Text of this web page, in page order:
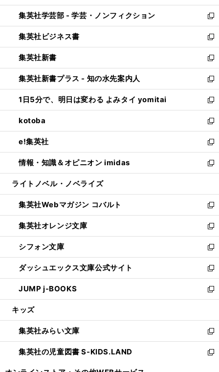
開
く
ウ
で
開
く
ン
ド
ウ
で
開
く
ウ
ィ
ン
ド
ウ
で
開
く
集英社学芸部 - 学芸・ノンフィクション
新
し
い
ウ
ィ
ン
ド
ウ
で
開
く
集英社ビジネス書
新
し
い
ウ
ィ
ン
ド
ウ
で
開
く
集英社新書
新
し
い
ウ
ィ
ン
ド
ウ
で
開
く
集英社新書プラス - 知の水先案内人
新
し
い
ウ
ィ
ン
ド
ウ
で
開
1日5分で、明日は変わる よみタイ yomitai
新
し
い
ウ
ィ
ン
ド
ウ
開
く
kotoba
新
し
い
ウ
ィ
ン
ウ
で
開
く
e!集英社
新
し
い
ウ
ン
ド
ウ
で
開
く
情報・知識＆オピニオン imidas
新
し
ウ
ィ
ン
ド
ウ
で
開
く
ライトノベル・ノベライズ
集英社Webマガジン コバルト
新
し
い
ウ
ィ
ン
ド
ウ
で
開
集英社オレンジ文庫
新
し
い
ウ
ィ
ン
ド
ウ
開
く
シフォン文庫
新
し
い
ウ
ィ
ン
ウ
で
開
く
ダッシュエックス文庫公式サイト
新
し
い
ウ
ン
ド
ウ
で
JUMP j-BOOKS
新
し
ウ
ィ
ン
ド
キッズ
集英社みらい文庫
新
し
い
集英社の児童図書 S-KIDS.LAND
新